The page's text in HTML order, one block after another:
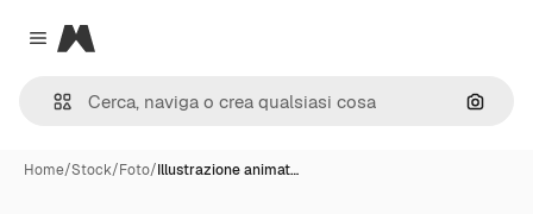
Close menu
Magnific
Cerca
Home/Stock/Foto/Illustrazione animat…